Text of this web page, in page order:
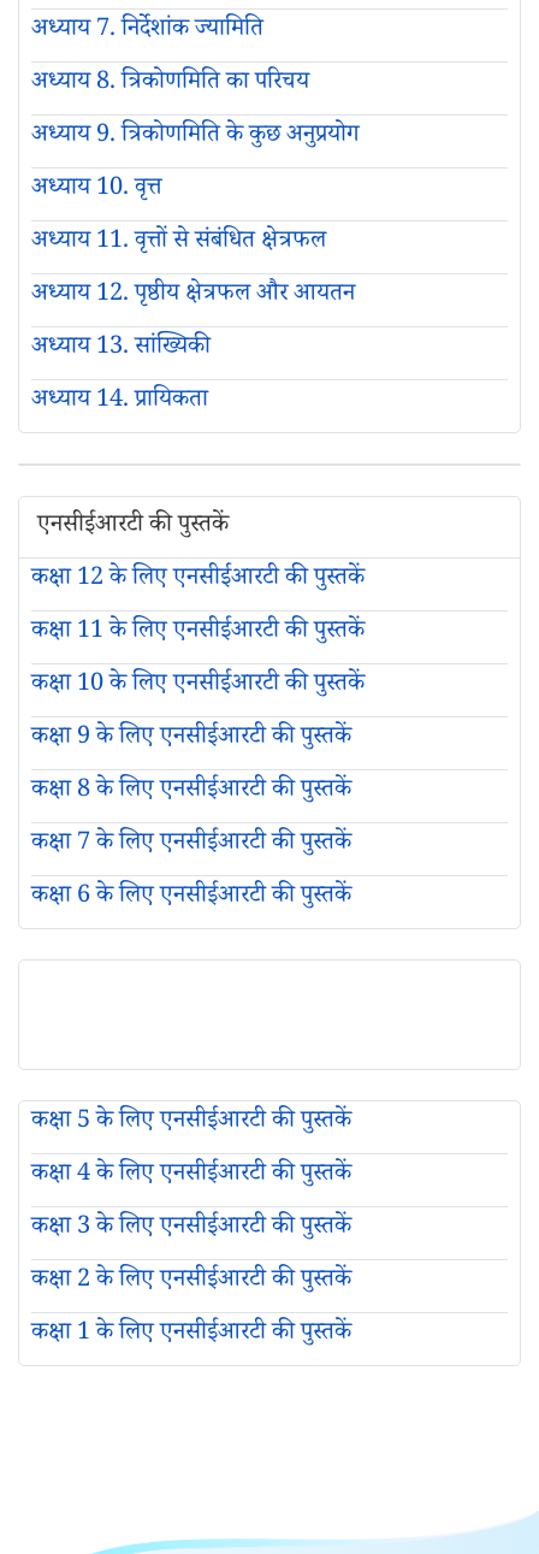
अध्याय 7. निर्देशांक ज्यामिति
अध्याय 8. त्रिकोणमिति का परिचय
अध्याय 9. त्रिकोणमिति के कुछ अनुप्रयोग
अध्याय 10. वृत्त
अध्याय 11. वृत्तों से संबंधित क्षेत्रफल
अध्याय 12. पृष्ठीय क्षेत्रफल और आयतन
अध्याय 13. सांख्यिकी
अध्याय 14. प्रायिकता
एनसीईआरटी की पुस्तकें
कक्षा 12 के लिए एनसीईआरटी की पुस्तकें
कक्षा 11 के लिए एनसीईआरटी की पुस्तकें
कक्षा 10 के लिए एनसीईआरटी की पुस्तकें
कक्षा 9 के लिए एनसीईआरटी की पुस्तकें
कक्षा 8 के लिए एनसीईआरटी की पुस्तकें
कक्षा 7 के लिए एनसीईआरटी की पुस्तकें
कक्षा 6 के लिए एनसीईआरटी की पुस्तकें
कक्षा 5 के लिए एनसीईआरटी की पुस्तकें
कक्षा 4 के लिए एनसीईआरटी की पुस्तकें
कक्षा 3 के लिए एनसीईआरटी की पुस्तकें
कक्षा 2 के लिए एनसीईआरटी की पुस्तकें
कक्षा 1 के लिए एनसीईआरटी की पुस्तकें